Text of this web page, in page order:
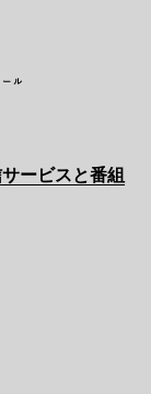
ービスと番組